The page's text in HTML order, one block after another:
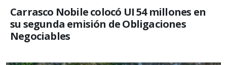
Carrasco Nobile colocó UI 54 millones en
su segunda emisión de Obligaciones
Negociables